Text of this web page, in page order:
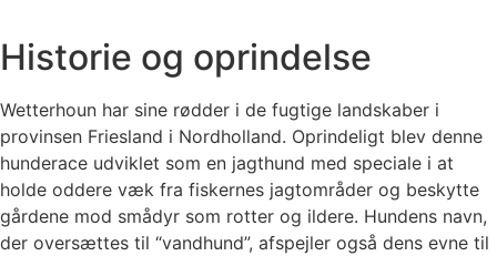
Historie og oprindelse
Wetterhoun har sine rødder i de fugtige landskaber i
provinsen Friesland i Nordholland. Oprindeligt blev denne
hunderace udviklet som en jagthund med speciale i at
holde oddere væk fra fiskernes jagtområder og beskytte
gårdene mod smådyr som rotter og ildere. Hundens navn,
der oversættes til “vandhund”, afspejler også dens evne til